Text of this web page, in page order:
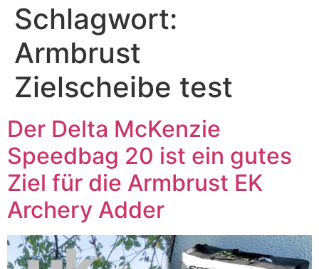
Schlagwort:
Armbrust
Zielscheibe test
Der Delta McKenzie
Speedbag 20 ist ein gutes
Ziel für die Armbrust EK
Archery Adder